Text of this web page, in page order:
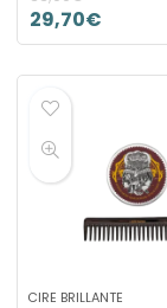
29,70€
CIRE BRILLANTE